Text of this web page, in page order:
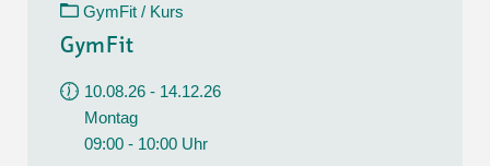
GymFit / Kurs
GymFit
10.08.26 - 14.12.26
Montag
09:00 - 10:00 Uhr